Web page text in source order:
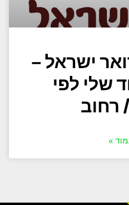
ישראל –
שלי לפי
רחוב
»